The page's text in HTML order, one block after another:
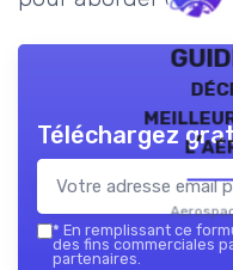
Téléchargez
* En remplissant ce
des fins commerciales
partenaires.